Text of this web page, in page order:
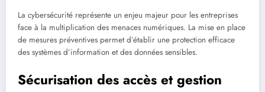
La cybersécurité représente un enjeu majeur pour les entreprises
face à la multiplication des menaces numériques. La mise en place
de mesures préventives permet d’établir une protection efficace
des systèmes d’information et des données sensibles.
Sécurisation des accès et gestion